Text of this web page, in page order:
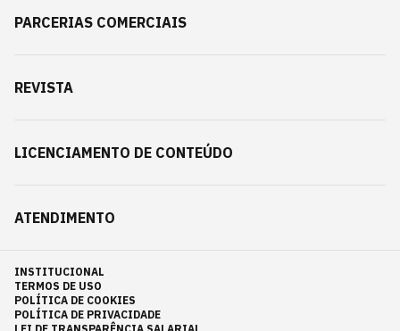
PARCERIAS COMERCIAIS
REVISTA
LICENCIAMENTO DE CONTEÚDO
ATENDIMENTO
INSTITUCIONAL
TERMOS DE USO
POLÍTICA DE COOKIES
POLÍTICA DE PRIVACIDADE